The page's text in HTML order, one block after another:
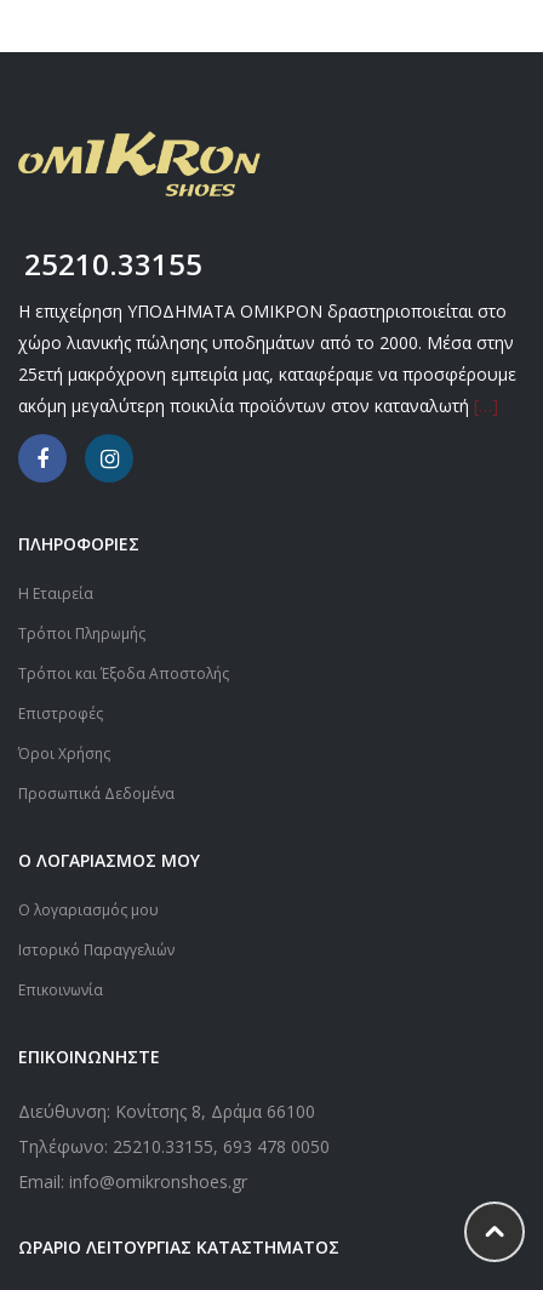
25210.33155
Η επιχείρηση ΥΠΟΔΗΜΑΤΑ ΟΜΙΚΡΟΝ δραστηριοποιείται στο
χώρο λιανικής πώλησης υποδημάτων από το 2000. Μέσα στην
25ετή μακρόχρονη εμπειρία μας, καταφέραμε να προσφέρουμε
ακόμη μεγαλύτερη ποικιλία προϊόντων στον καταναλωτή […]
ΠΛΗΡΟΦΟΡΙΕΣ
Η Εταιρεία
Τρόποι Πληρωμής
Τρόποι και Έξοδα Αποστολής
Επιστροφές
Όροι Χρήσης
Προσωπικά Δεδομένα
Ο ΛΟΓΑΡΙΑΣΜΟΣ ΜΟΥ
Ο λογαριασμός μου
Ιστορικό Παραγγελιών
Επικοινωνία
ΕΠΙΚΟΙΝΩΝΗΣΤΕ
Διεύθυνση: Κονίτσης 8, Δράμα 66100
Τηλέφωνο: 25210.33155, 693 478 0050
Email: info@omikronshoes.gr
ΩΡΑΡΙΟ ΛΕΙΤΟΥΡΓΙΑΣ ΚΑΤΑΣΤΗΜΑΤΟΣ